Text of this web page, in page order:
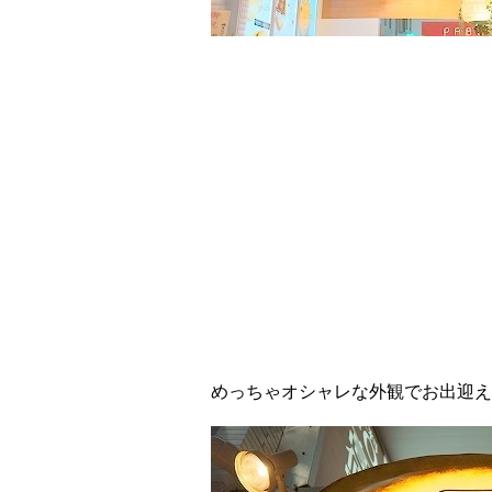
めっちゃオシャレな外観でお出迎